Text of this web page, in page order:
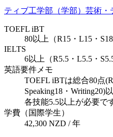
ティブ工学部（学部） 芸術・
TOEFL iBT
80以上（R15・L15・
IELTS
6以上（R5.5・L5.5・
英語要件メモ
TOEFL iBTは総合80点
Speaking18・Writing20)
各技能5.5以上が必要で
学費（国際学生）
42,300 NZD / 年